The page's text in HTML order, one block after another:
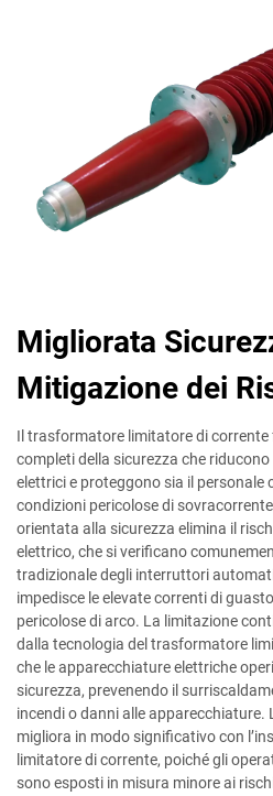
Migliorata
Mitigazione dei
Il trasformatore limitatore di
completi della sicurezza che
elettrici e proteggono sia il personale
condizioni pericolose di
orientata alla sicurezza elimina il
elettrico, che si verificano
tradizionale degli interruttori
impedisce le elevate correnti di
pericolose di arco. La limitazione
dalla tecnologia del trasformatore
che le apparecchiature elettriche
sicurezza, prevenendo il
incendi o danni alle apparecchiature.
migliora in modo significativo con
limitatore di corrente, poiché gli
sono esposti in misura minore ai